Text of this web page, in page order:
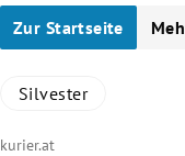
Zur Startseite
Silvester
kurier.at